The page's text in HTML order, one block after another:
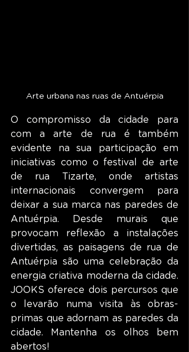
Arte urbana nas ruas de Antuérpia
O compromisso da cidade para
com a arte de rua é também
evidente na sua participação em
iniciativas como o festival de arte
de rua Tizarte, onde artistas
internacionais convergem para
deixar a sua marca nas paredes de
Antuérpia. Desde murais que
provocam reflexão a instalações
divertidas, as paisagens de rua de
Antuérpia são uma celebração da
energia criativa moderna da cidade.
JOOKS oferece dois percursos que
o levarão numa visita às obras-
primas que adornam as paredes da
cidade. Mantenha os olhos bem
abertos!